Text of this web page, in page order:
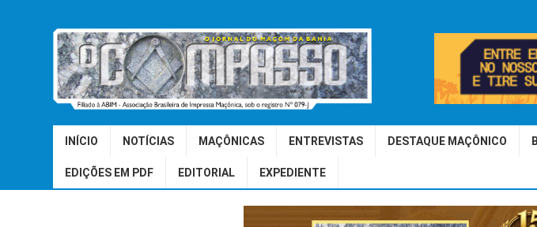
INÍCIO NOTÍCIAS MAÇÔNICAS ENTREVISTAS DESTAQUE MAÇÔNICO
EDIÇÕES EM PDF EDITORIAL EXPEDIENTE